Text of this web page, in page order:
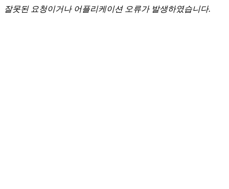
잘못된 요청이거나 어플리케이션 오류가 발생하였습니다.